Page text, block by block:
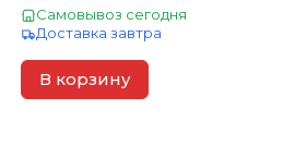
Самовывоз сегодня
Доставка завтра
В корзину